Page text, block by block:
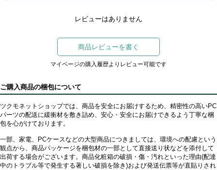
レビューはありません
商品レビューを書く
マイページの購入履歴よりレビュー可能です
ご購入商品の梱包について
ツクモネットショップでは、商品を安全にお届けするため、精密性の高いPC
パーツの配送に緩衝材を敷き詰め、安心・安全にお届けできるよう丁寧な梱
包を心がけております。
一部、家電、PCケースなどの大型商品につきましては、環境への配慮という
観点から、商品パッケージを梱包材の一部として直接送り状などを添付して
出荷する場合がございます。商品化粧箱の破損・傷・汚れといった理由(配達
中のトラブル等で発生する著しい破損を除き)および発送伝票等が直貼りされ